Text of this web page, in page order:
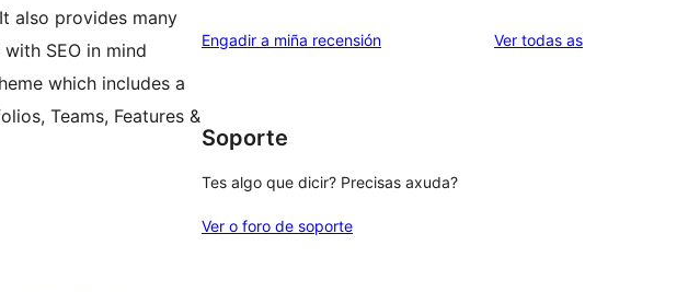
also provides many
SEO in mind
which includes a
Teams, Features &
Engadir a miña recensión Ver todas asvaloracións
Soporte
Tes algo que dicir? Precisas axuda?
Ver o foro de soporte